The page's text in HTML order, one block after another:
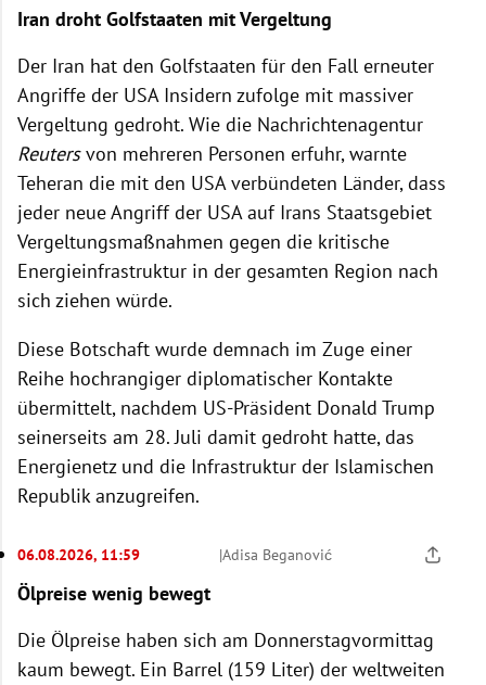
Iran droht Golfstaaten mit Vergeltung
Der Iran hat den Golfstaaten für den Fall erneuter
Angriffe der USA Insidern zufolge mit massiver
Vergeltung gedroht. Wie die Nachrichtenagentur
Reutersvon mehreren Personen erfuhr, warnte
Teheran die mit den USA verbündeten Länder, dass
jeder neue Angriff der USA auf Irans Staatsgebiet
Vergeltungsmaßnahmen gegen die kritische
Energieinfrastruktur in der gesamten Region nach
sich ziehen würde.
Diese Botschaft wurde demnach im Zuge einer
Reihe hochrangiger diplomatischer Kontakte
übermittelt, nachdem US-Präsident Donald Trump
seinerseits am 28. Juli damit gedroht hatte, das
Energienetz und die Infrastruktur der Islamischen
Republik anzugreifen.
06.08.2026, 11:59 |Adisa Beganović
Ölpreise wenig bewegt
Die Ölpreise haben sich am Donnerstagvormittag
kaum bewegt. Ein Barrel (159 Liter) der weltweiten